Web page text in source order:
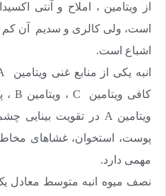
از ویتامین ، املاح و آنتی
است، ولی کالری و سدیم آن
اشباع است.
انبه یکی از منابع غنی ویتامین
کافی ویتامین C ، ویتامین B ،
ویتامین A در تقویت بینایی
پوست، استخوان، غشاهای
مهمی دارد.